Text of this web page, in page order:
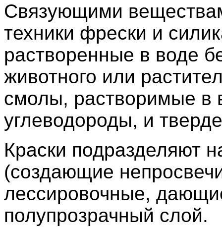
Связующими
техники фрески и
растворенные в воде
животного или
смолы, растворимые в
углеводороды, и
Краски подразделяют
(создающие
лессировочные,
полупрозрачный слой.